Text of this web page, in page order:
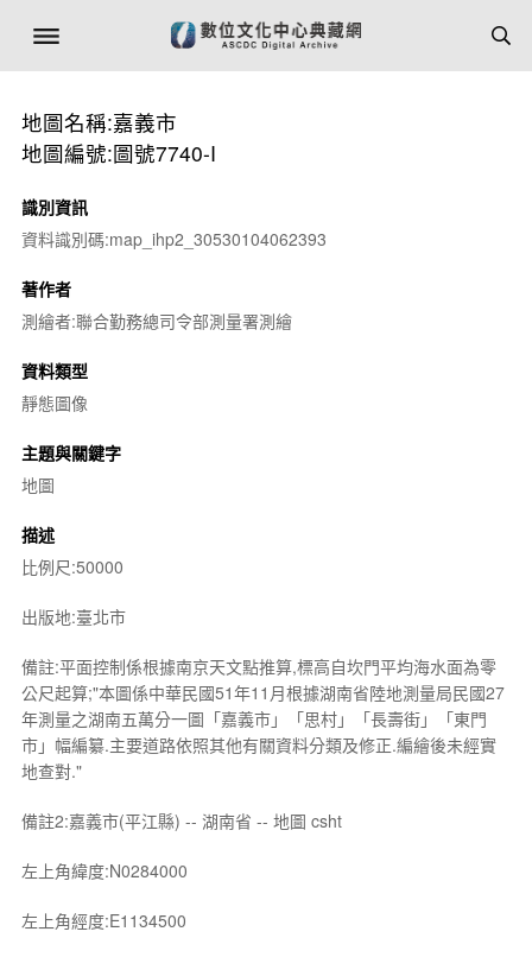
地圖名稱:嘉義市
地圖編號:圖號7740-I
識別資訊
資料識別碼:map_ihp2_30530104062393
著作者
測繪者:聯合勤務總司令部測量署測繪
資料類型
靜態圖像
主題與關鍵字
地圖
描述
比例尺:50000
出版地:臺北市
備註:平面控制係根據南京天文點推算,標高自坎門平均海水面為零
公尺起算;"本圖係中華民國51年11月根據湖南省陸地測量局民國27
年測量之湖南五萬分一圖「嘉義市」「思村」「長壽街」「東門
市」幅編纂.主要道路依照其他有關資料分類及修正.編繪後未經實
地查對."
備註2:嘉義市(平江縣) -- 湖南省 -- 地圖 csht
左上角緯度:N0284000
左上角經度:E1134500